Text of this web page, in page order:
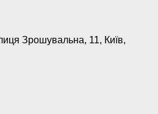
Зрошувальна, 11, Київ,